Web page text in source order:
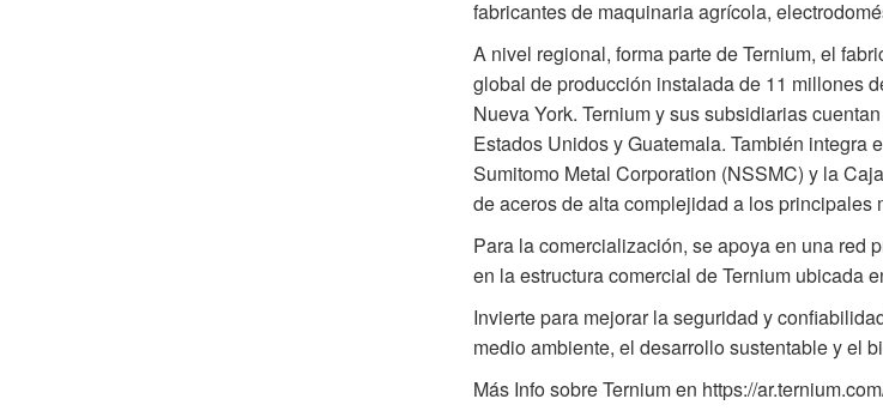
fabricantes de maquinaria agrícola,
A nivel regional, forma parte de Ternium, el
global de producción instalada de 11 millones
Nueva York. Ternium y sus subsidiarias
Estados Unidos y Guatemala. También
Sumitomo Metal Corporation (NSSMC) y la
de aceros de alta complejidad a los principales
Para la comercialización, se apoya en una red
en la estructura comercial de Ternium ubicada
Invierte para mejorar la seguridad y
medio ambiente, el desarrollo sustentable y el
Más Info sobre Ternium en https://